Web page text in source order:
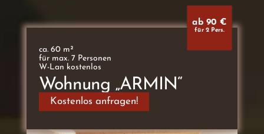
ab 90 €
für 2 Pers.
ca. 60 m²
für max. 7 Personen
W-Lan kostenlos
Wohnung „ARMIN“
Kostenlos anfragen!